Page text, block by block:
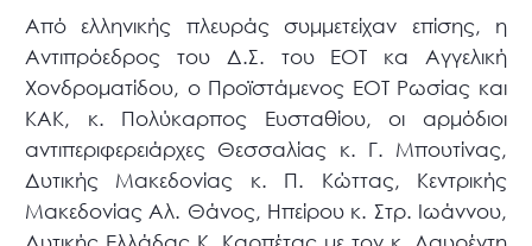
Από ελληνικής πλευράς συμμετείχαν επίσης, η
Αντιπρόεδρος του Δ.Σ. του ΕΟΤ κα Αγγελική
Χονδροματίδου, ο Προϊστάμενος ΕΟΤ Ρωσίας και
ΚΑΚ, κ. Πολύκαρπος Ευσταθίου, οι αρμόδιοι
αντιπεριφερειάρχες Θεσσαλίας κ. Γ. Μπουτίνας,
Δυτικής Μακεδονίας κ. Π. Κώττας, Κεντρικής
Μακεδονίας Αλ. Θάνος, Ηπείρου κ. Στρ. Ιωάννου,